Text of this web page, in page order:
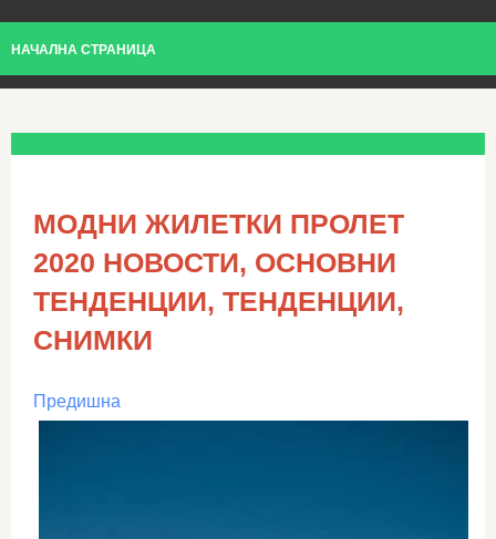
НАЧАЛНА СТРАНИЦА
МОДНИ ЖИЛЕТКИ ПРОЛЕТ
2020 НОВОСТИ, ОСНОВНИ
ТЕНДЕНЦИИ, ТЕНДЕНЦИИ,
СНИМКИ
Предишна